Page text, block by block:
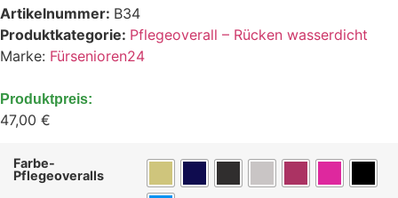
Artikelnummer: B34
Produktkategorie: Pflegeoverall – Rücken wasserdicht
Marke: Fürsenioren24
Produktpreis:
47,00 €
Farbe-
Pflegeoveralls